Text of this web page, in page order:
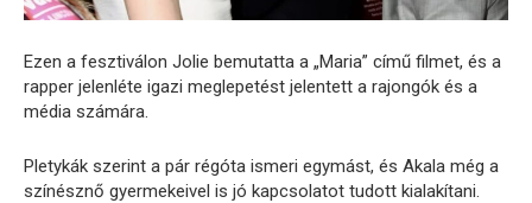
Ezen a fesztiválon Jolie bemutatta a „Maria” című filmet, és a
rapper jelenléte igazi meglepetést jelentett a rajongók és a
média számára.
Pletykák szerint a pár régóta ismeri egymást, és Akala még a
színésznő gyermekeivel is jó kapcsolatot tudott kialakítani.